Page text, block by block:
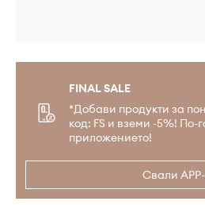
FINAL SALE
*Добави продукти за
код: FS и вземи -5%! По-
приложението!
Свали